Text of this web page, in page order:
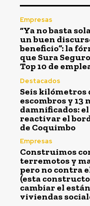
Empresas
“Ya no basta
un buen
beneficio”: la
que Sura
Top 10 de
Destacados
Seis kilómetros
escombros y 13
damnificados:
reactivar el
de Coquimbo
Empresas
Construimos
terremotos y
pero no contra
(esta
cambiar el
viviendas